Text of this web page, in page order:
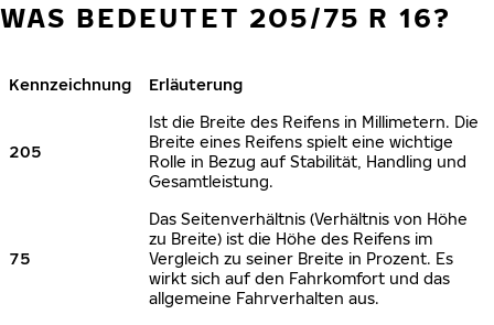
WAS BEDEUTET 205/75 R 16?
Kennzeichnung Erläuterung
205
Ist die Breite des Reifens in Millimetern. Die
Breite eines Reifens spielt eine wichtige
Rolle in Bezug auf Stabilität, Handling und
Gesamtleistung.
75
Das Seitenverhältnis (Verhältnis von Höhe
zu Breite) ist die Höhe des Reifens im
Vergleich zu seiner Breite in Prozent. Es
wirkt sich auf den Fahrkomfort und das
allgemeine Fahrverhalten aus.